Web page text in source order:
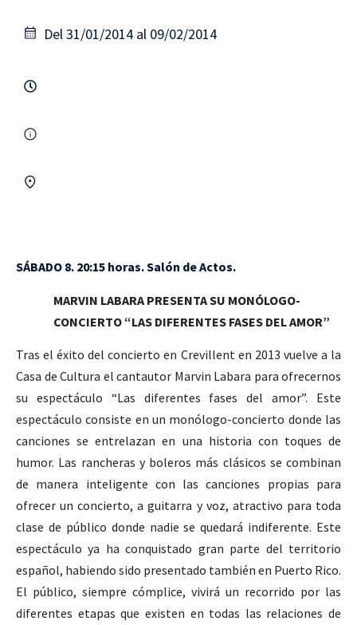
Del 31/01/2014 al 09/02/2014
SÁBADO 8. 20:15 horas. Salón de Actos.
MARVIN LABARA PRESENTA SU MONÓLOGO-
CONCIERTO “LAS DIFERENTES FASES DEL AMOR”
Tras el éxito del concierto en Crevillent en 2013 vuelve a la
Casa de Cultura el cantautor Marvin Labara para ofrecernos
su espectáculo “Las diferentes fases del amor”. Este
espectáculo consiste en un monólogo-concierto donde las
canciones se entrelazan en una historia con toques de
humor. Las rancheras y boleros más clásicos se combinan
de manera inteligente con las canciones propias para
ofrecer un concierto, a guitarra y voz, atractivo para toda
clase de público donde nadie se quedará indiferente. Este
espectáculo ya ha conquistado gran parte del territorio
español, habiendo sido presentado también en Puerto Rico.
El público, siempre cómplice, vivirá un recorrido por las
diferentes etapas que existen en todas las relaciones de